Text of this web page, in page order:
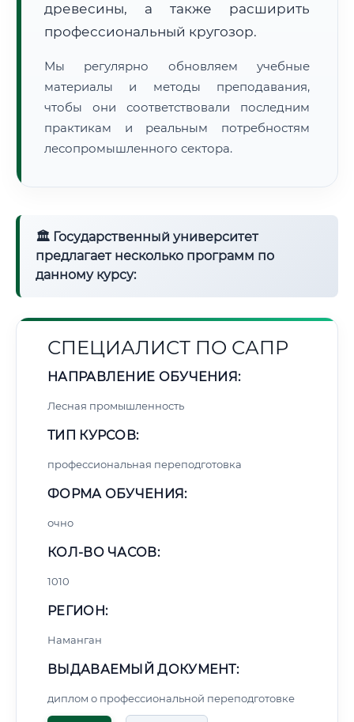
Расчет логистики оригиналов:
• Маршрут транзита:
• Экспресс-доставка СДЭК / Почтой:3–4 рабочих дня
📜 Документы и аккредитация
🔍Нажмите на документ для увеличения и просмотра
древесины, а также расширить
профессиональный кругозор.
Мы регулярно обновляем учебные
материалы и методы преподавания,
чтобы они соответствовали последним
практикам и реальным потребностям
лесопромышленного сектора.
🏛 Государственный университет
предлагает несколько программ по
данному курсу:
СПЕЦИАЛИСТ ПО САПР
НАПРАВЛЕНИЕ ОБУЧЕНИЯ:
Лесная промышленность
ТИП КУРСОВ:
профессиональная переподготовка
ФОРМА ОБУЧЕНИЯ:
очно
КОЛ-ВО ЧАСОВ:
1010
РЕГИОН:
Наманган
ВЫДАВАЕМЫЙ ДОКУМЕНТ:
диплом о профессиональной переподготовке